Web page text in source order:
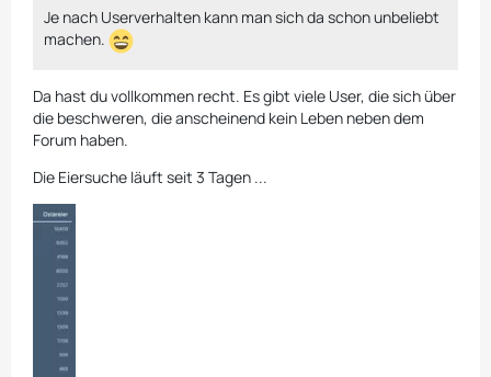
Je nach Userverhalten kann man sich da schon unbeliebt
machen.
Da hast du vollkommen recht. Es gibt viele User, die sich über
die beschweren, die anscheinend kein Leben neben dem
Forum haben.
Die Eiersuche läuft seit 3 Tagen ...